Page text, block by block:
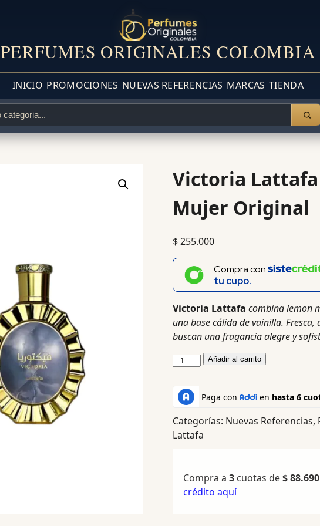
PERFUMES ORIGINALES COLOMBIA
INICIO PROMOCIONES NUEVAS REFERENCIAS MARCAS TIENDA
Victoria Lattafa
Mujer Original
$255.000
Compra con
tu cupo.
Victoria Lattafa combina lemon
una base cálida de vainilla.
buscan una fragancia alegre y
Añadir al carrito
Categorías: Nuevas Referencias,
Lattafa
Compra a 3cuotas de$88.690
crédito aquí